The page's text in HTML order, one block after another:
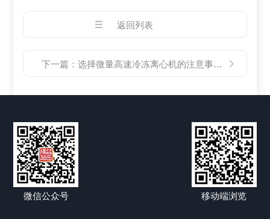
返回列表
下一篇：选择微量高速冷冻离心机的注意事项与指南
微信公众号 移动端浏览